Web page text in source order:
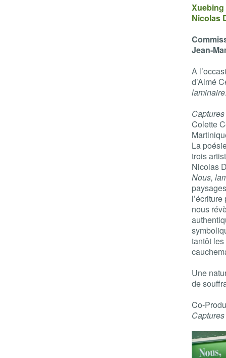
Xuebing
Nicolas
Jean-
A
d’Aimé
Captures
Colette
La
trois
Nicolas
Nous,
nous
tantôt
Une
de
Co-
Captures